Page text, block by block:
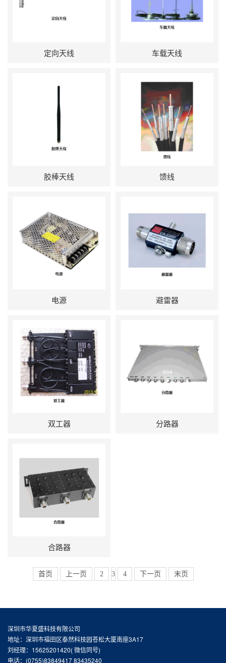
定向天线 车载天线
胶棒天线 馈线
电源 避雷器
双工器 分路器
合路器
首页 上一页 2 3 4 下一页 末页
深圳市华夏盛科技有限公司
地址：深圳市福田区泰然科技园苍松大厦南座3A17
刘经理：15625201420( 微信同号)
电话：(0755)83849417 83435240